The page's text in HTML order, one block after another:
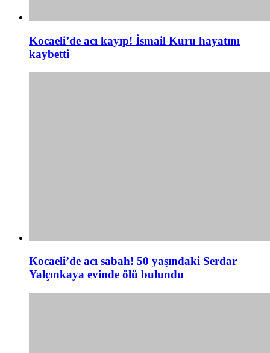
Kocaeli’de acı kayıp! İsmail Kuru hayatını
kaybetti
Kocaeli’de acı sabah! 50 yaşındaki Serdar
Yalçınkaya evinde ölü bulundu